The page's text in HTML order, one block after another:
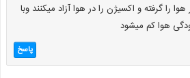
را گرفته و اکسیژن را در هوا آزاد میکنند وبا
هوا کم میشود
پاسخ